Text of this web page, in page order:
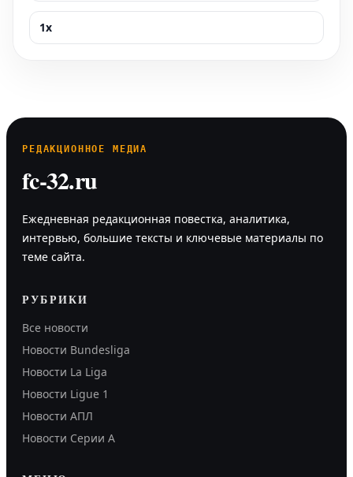
1x
РЕДАКЦИОННОЕ МЕДИА
fc-32.ru
Ежедневная редакционная повестка, аналитика,
интервью, большие тексты и ключевые материалы по
теме сайта.
РУБРИКИ
Все новости
Новости Bundesliga
Новости La Liga
Новости Ligue 1
Новости АПЛ
Новости Серии А